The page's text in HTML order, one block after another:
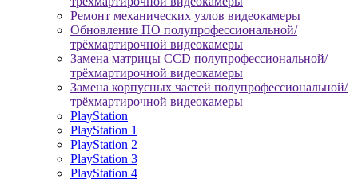
Ремонт механических узлов видеокамеры
Обновление ПО полупрофессиональной/
трёхмартирочной видеокамеры
Замена матрицы CCD полупрофессиональной/
трёхмартирочной видеокамеры
Замена корпусных частей полупрофессиональной/
трёхмартирочной видеокамеры
PlayStation
PlayStation 1
PlayStation 2
PlayStation 3
PlayStation 4